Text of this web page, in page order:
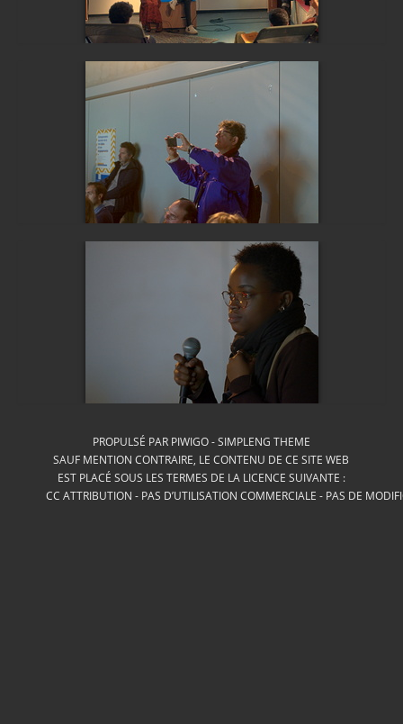
PROPULSÉ PAR PIWIGO-SIMPLENG THEME
SAUF MENTION CONTRAIRE, LE CONTENU DE CE SITE WEB
EST PLACÉ SOUS LES TERMES DE LA LICENCE SUIVANTE :
CC ATTRIBUTION - PAS D’UTILISATION COMMERCIALE - PAS DE